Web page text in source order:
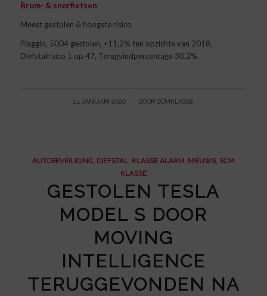
Brom- & snorfietsen
Meest gestolen & hoogste risico
Piaggio, 5004 gestolen, +11,2% ten opzichte van 2018,
Diefstalrisico 1 op 47, Terugvindpercentage 30,2%.
24 JANUARI 2020
/ DOORSCMKLASSE
AUTOBEVEILIGING, DIEFSTAL, KLASSE ALARM, NIEUWS, SCM
KLASSE
GESTOLEN TESLA
MODEL S DOOR
MOVING
INTELLIGENCE
TERUGGEVONDEN NA